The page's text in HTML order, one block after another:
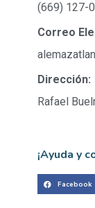
(669) 127-
Correo
Dirección:
Rafael
¡Ayuda y
Facebook
¡Muchas gracias
Nombre(s)